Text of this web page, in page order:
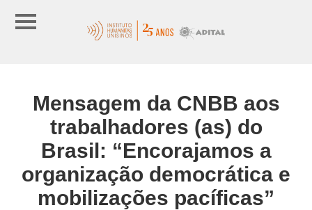
Mensagem da CNBB aos
trabalhadores (as) do
Brasil: “Encorajamos a
organização democrática e
mobilizações pacíficas”